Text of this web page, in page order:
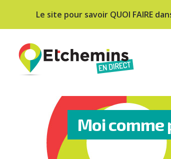
Le site pour savoir QUOI FAIRE
Moi comme